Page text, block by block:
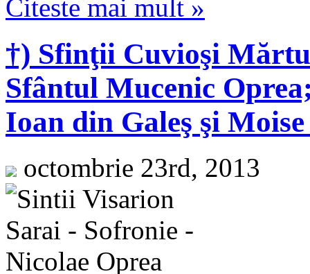
Citeste mai mult »
†) Sfinţii Cuvioşi
Sfântul Mucenic
Ioan din Galeş şi
octombrie 23rd, 2013